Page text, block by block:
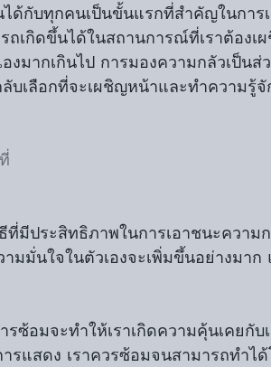
ด้กับทุกคนเป็นขั้นแรกที่สำคัญในการ
ถเกิดขึ้นได้ในสถานการณ์ที่เราต้อง
องมากเกินไป การมองความกลัวเป็น
บเลือกที่จะเผชิญหน้าและทำความรู้
ที่มีประสิทธิภาพในการเอาชนะความ
มมั่นใจในตัวเองจะเพิ่มขึ้นอย่างมา
ารแสดง เราควรซ้อมจนสามารถทำ